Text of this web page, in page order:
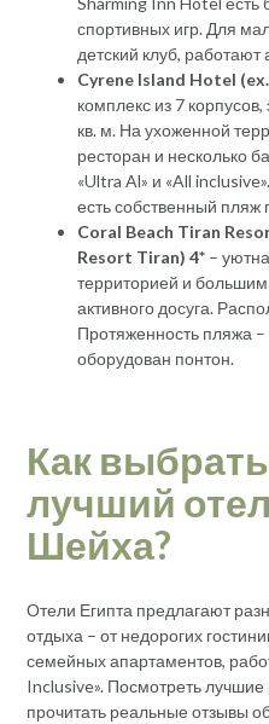
спортивных игр. Для
детский клуб,
Cyrene Island Hotel
комплекс из 7
кв. м. На ухоженной
ресторан и несколько
«Ultra Al» и «All
есть собственный
Coral Beach Tiran
Resort Tiran) 4* –
территорией и
активного досуга.
Протяженность пляжа
оборудован понтон.
Как
лучший
Шейха?
Отели Египта предлагают
отдыха – от недорогих
семейных апартаментов,
Inclusive». Посмотреть
прочитать реальные отзывы